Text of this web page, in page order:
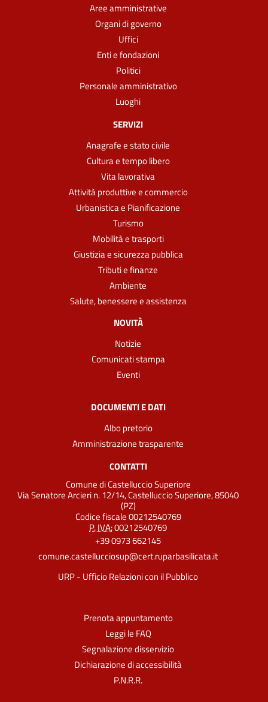
Aree amministrative
Organi di governo
Uffici
Enti e fondazioni
Politici
Personale amministrativo
Luoghi
SERVIZI
Anagrafe e stato civile
Cultura e tempo libero
Vita lavorativa
Attività produttive e commercio
Urbanistica e Pianificazione
Turismo
Mobilità e trasporti
Giustizia e sicurezza pubblica
Tributi e finanze
Ambiente
Salute, benessere e assistenza
NOVITÀ
Notizie
Comunicati stampa
Eventi
DOCUMENTI E DATI
Albo pretorio
Amministrazione trasparente
CONTATTI
Comune di Castelluccio Superiore
Via Senatore Arcieri n. 12/14, Castelluccio Superiore, 85040
(PZ)
Codice fiscale 00212540769
P. IVA:00212540769
+39 0973 662145
comune.castellucciosup@cert.ruparbasilicata.it
URP - Ufficio Relazioni con il Pubblico
Prenota appuntamento
Leggi le FAQ
Segnalazione disservizio
Dichiarazione di accessibilità
P.N.R.R.